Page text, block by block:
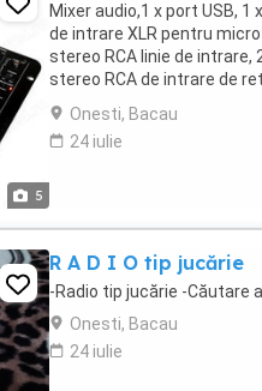
5
Mixer audio,1 x port USB,
de intrare XLR pentru
stereo RCA linie de intrare,
stereo RCA de intrare de
maestru XLR ...
Onesti, Bacau
24 iulie
R A D I O tip jucărie
-Radio tip jucărie -Căutare
Onesti, Bacau
24 iulie